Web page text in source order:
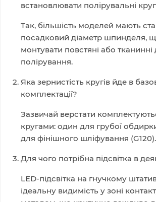
встановлювати полірувальні
Так, більшість моделей мають
посадковий діаметр шпинделя,
монтувати повстяні або
полірування.
Яка зернистість кругів йде в
комплектації?
Зазвичай верстати
кругами: один для грубої
для фінішного шліфування (G120).
Для чого потрібна підсвітка в
LED-підсвітка на гнучкому
ідеальну видимість у зоні